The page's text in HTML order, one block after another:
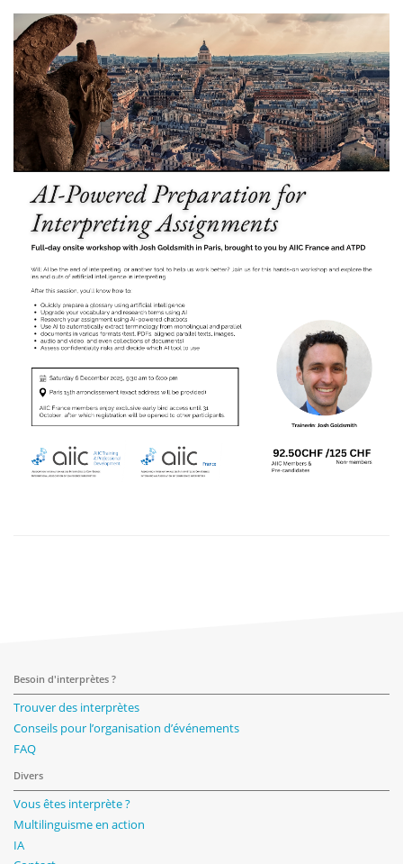
Besoin d'interprètes ?
Trouver des interprètes
Conseils pour l’organisation d’événements
FAQ
Divers
Vous êtes interprète ?
Multilinguisme en action
IA